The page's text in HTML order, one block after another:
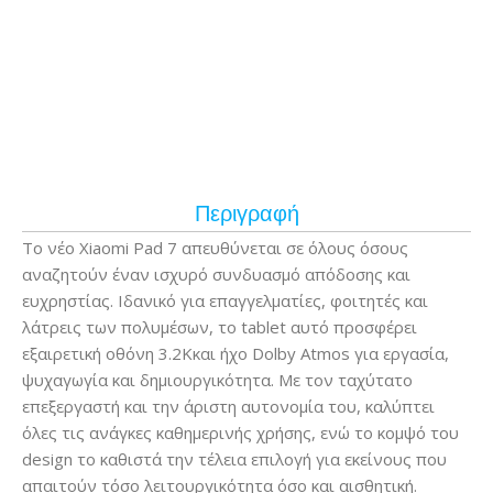
Περιγραφή
Το νέο Xiaomi Pad 7 απευθύνεται σε όλους όσους
αναζητούν έναν ισχυρό συνδυασμό απόδοσης και
ευχρηστίας. Ιδανικό για επαγγελματίες, φοιτητές και
λάτρεις των πολυμέσων, το tablet αυτό προσφέρει
εξαιρετική οθόνη 3.2Kκαι ήχο Dolby Atmos για εργασία,
ψυχαγωγία και δημιουργικότητα. Με τον ταχύτατο
επεξεργαστή και την άριστη αυτονομία του, καλύπτει
όλες τις ανάγκες καθημερινής χρήσης, ενώ το κομψό του
design το καθιστά την τέλεια επιλογή για εκείνους που
απαιτούν τόσο λειτουργικότητα όσο και αισθητική.